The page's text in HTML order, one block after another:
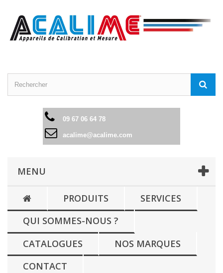
09 67 06 64 78
acalime@acalime.com
MENU
PRODUITS
SERVICES
QUI SOMMES-NOUS ?
CATALOGUES
NOS MARQUES
CONTACT